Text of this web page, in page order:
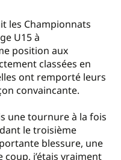
les Championnats
U15 à
position aux
classées en
ont remporté leurs
convaincante.
une tournure à la fois
le troisième
blessure, une
coup, j’étais vraiment